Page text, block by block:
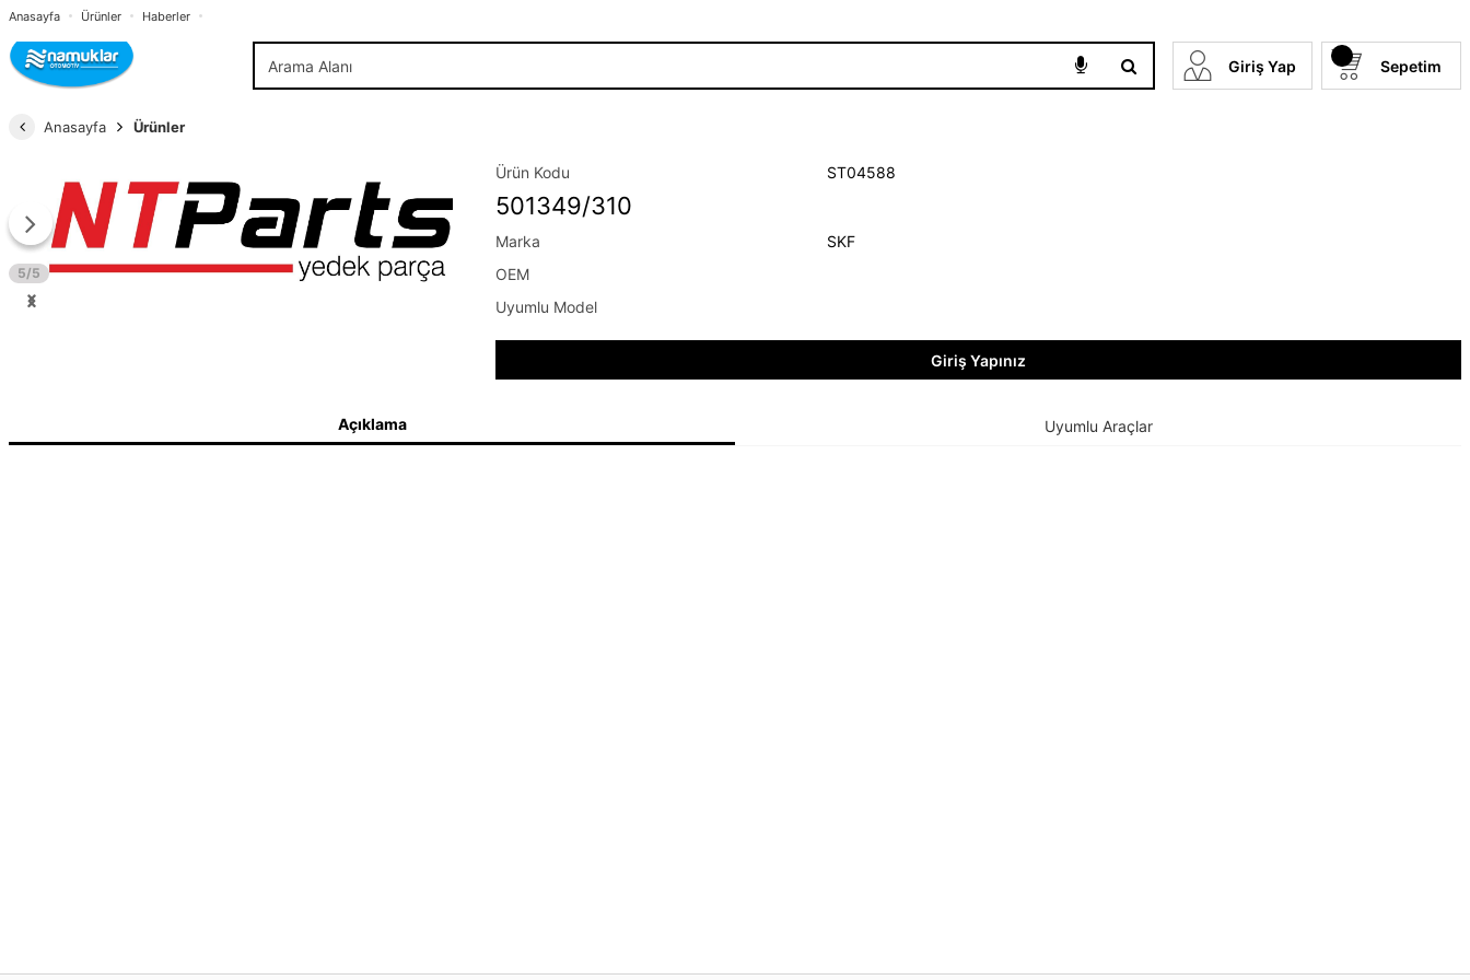
Anasayfa Ürünler Haberler
Giriş Yap Sepetim
Anasayfa Ürünler
5/5
ST04588
501349/310
SKF
Giriş Yapınız
Açıklama Uyumlu Araçlar